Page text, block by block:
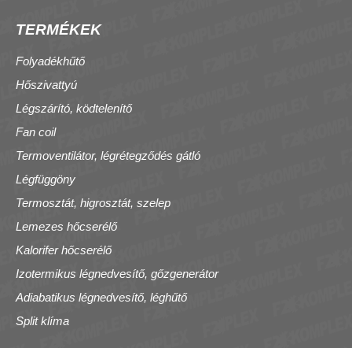
TERMÉKEK
Folyadékhűtő
Hőszivattyú
Légszárító, ködtelenítő
Fan coil
Termoventilátor, légrétegződés gátló
Légfüggöny
Termosztát, higrosztát, szelep
Lemezes hőcserélő
Kalorifer hőcserélő
Izotermikus légnedvesítő, gőzgenerátor
Adiabatikus légnedvesítő, léghűtő
Split klíma